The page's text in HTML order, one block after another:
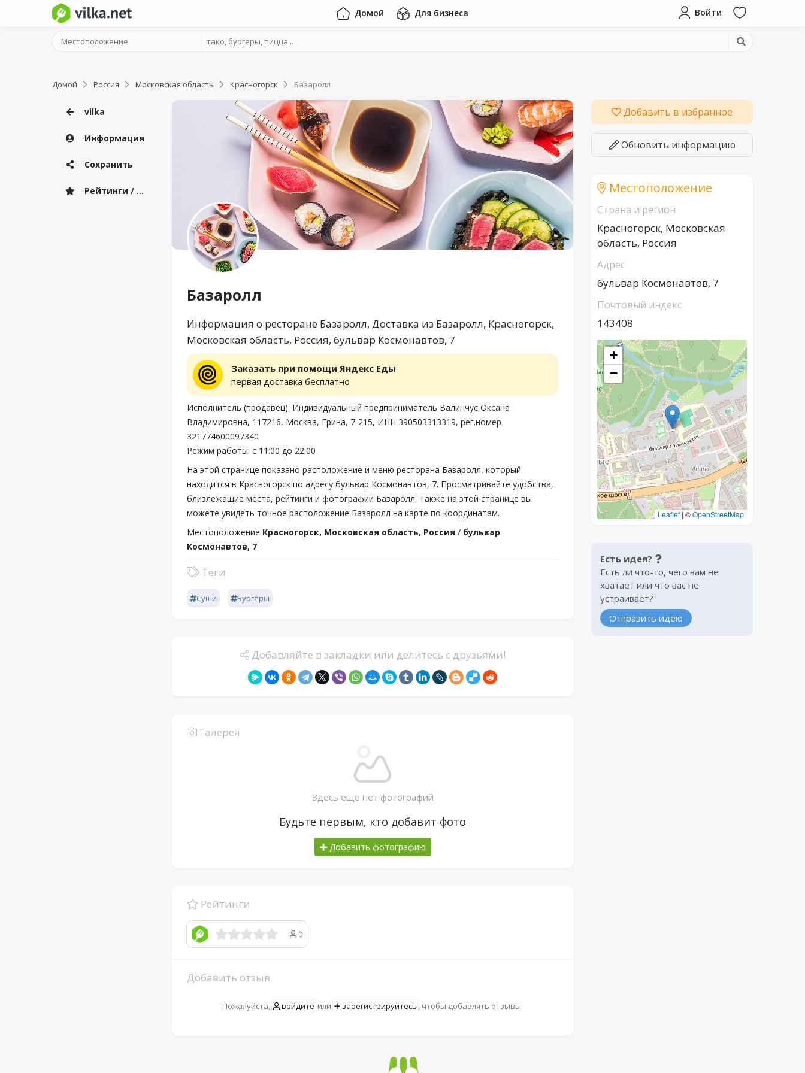
Домой Для бизнеса Войти
Домой Россия Московская область Красногорск Базаролл
vilka
Информация
Сохранить
Рейтинги / Отзывы
Базаролл
Информация о ресторане Базаролл, Доставка из Базаролл, Красногорск,
Московская область, Россия, бульвар Космонавтов, 7
Заказать при помощи Яндекс Еды
первая доставка бесплатно
Исполнитель (продавец): Индивидуальный предприниматель Валинчус Оксана
Владимировна, 117216, Москва, Грина, 7-215, ИНН 390503313319, рег.номер
321774600097340
Режим работы: с 11:00 до 22:00
На этой странице показано расположение и меню ресторана Базаролл, который
находится в Красногорск по адресу бульвар Космонавтов, 7. Просматривайте удобства,
близлежащие места, рейтинги и фотографии Базаролл. Также на этой странице вы
можете увидеть точное расположение Базаролл на карте по координатам.
Местоположение Красногорск, Московская область, Россия / бульвар
Космонавтов, 7
Теги
Суши Бургеры
Добавляйте в закладки или делитесь с друзьями!
Галерея
Здесь еще нет фотографий
Будьте первым, кто добавит фото
Добавить фотографию
Рейтинги
0
Добавить отзыв
Пожалуйста, войдите или зарегистрируйтесь , чтобы добавлять отзывы.
Добавить в избранное
Обновить информацию
Местоположение
Страна и регион
Красногорск, Московская
область, Россия
Адрес
бульвар Космонавтов, 7
Почтовый индекс
143408
+
−
Leaflet | ©OpenStreetMap
Есть идея?
Есть ли что-то, чего вам не
хватает или что вас не
устраивает?
Отправить идею